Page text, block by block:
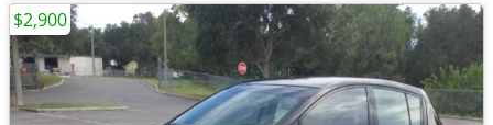
$2,900